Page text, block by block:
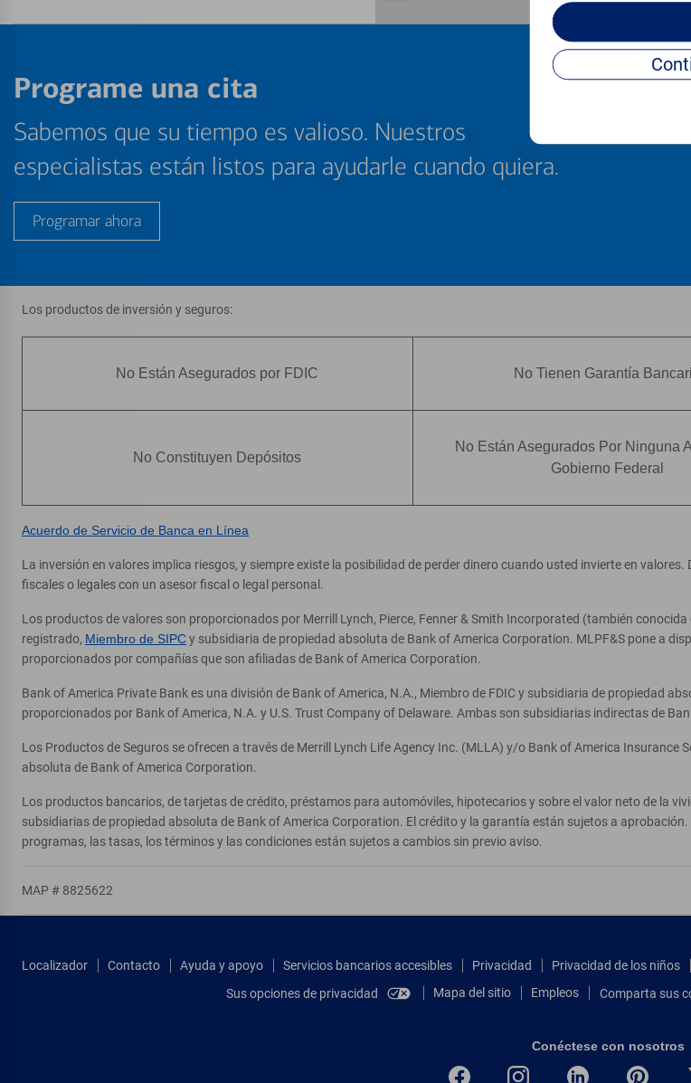
Programe una cita
Sabemos que su tiempo es valioso. Nuestros
especialistas están listos para ayudarle cuando quiera.
Programar ahora
Los productos de inversión y seguros:
No Están Asegurados por FDIC No Tienen Garantía
No Constituyen Depósitos
No Están Asegurados Por Ninguna
Gobierno Federal
Acuerdo de Servicio de Banca en Línea
La inversión en valores implica riesgos, y siempre existe la posibilidad de perder dinero cuando usted invierte en
fiscales o legales con un asesor fiscal o legal personal.
Los productos de valores son proporcionados por Merrill Lynch, Pierce, Fenner & Smith Incorporated (también
registrado, Miembro de SIPCy subsidiaria de propiedad absoluta de Bank of America Corporation. MLPF&S pone a
proporcionados por compañías que son afiliadas de Bank of America Corporation.
Bank of America Private Bank es una división de Bank of America, N.A., Miembro de FDIC y subsidiaria de propiedad
proporcionados por Bank of America, N.A. y U.S. Trust Company of Delaware. Ambas son subsidiarias indirectas de
Los Productos de Seguros se ofrecen a través de Merrill Lynch Life Agency Inc. (MLLA) y/o Bank of America
absoluta de Bank of America Corporation.
Los productos bancarios, de tarjetas de crédito, préstamos para automóviles, hipotecarios y sobre el valor neto de la
subsidiarias de propiedad absoluta de Bank of America Corporation. El crédito y la garantía están sujetos a
programas, las tasas, los términos y las condiciones están sujetos a cambios sin previo aviso.
MAP # 8825622
Localizador Contacto Ayuda y apoyo Servicios bancarios accesibles Privacidad Privacidad de los niños
Sus opciones de privacidad
Mapa del sitio Empleos
Conéctese con nosotros